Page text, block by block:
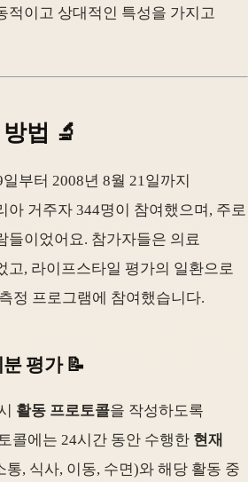
적이고 상대적인 특성을 가지고
법 🔬
부터 2008년 8월 21일까지
아 거주자 344명이 참여했으며, 주로
들이었어요. 참가자들은 의료
고, 라이프스타일 평가의 일환으로
정 프로그램에 참여했습니다.
평가 📝
활동 프로토콜을 작성하도록
콜에는 24시간 동안 수행한 현재
통, 식사, 이동, 수면)와 해당 활동 중